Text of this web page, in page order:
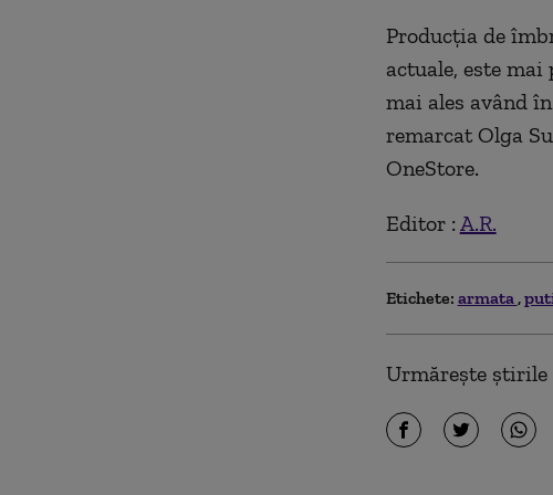
Producția de
actuale, este
mai ales având
remarcat Olga
OneStore.
Editor : A.R.
Etichete: armata
Urmărește